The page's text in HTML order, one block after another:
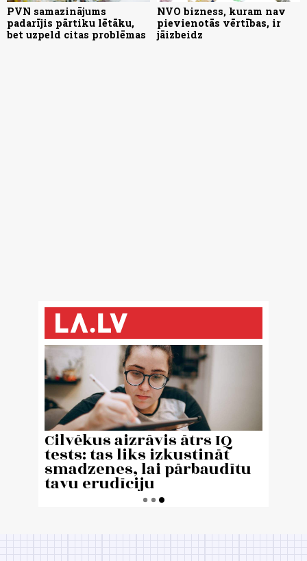
PVN samazinājums
padarījis pārtiku lētāku,
bet uzpeld citas problēmas
NVO bizness, kuram nav
pievienotās vērtības, ir
jāizbeidz